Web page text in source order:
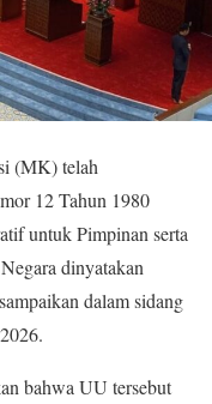
(MK) telah
12 Tahun 1980
untuk Pimpinan serta
dinyatakan
dalam sidang
bahwa UU tersebut